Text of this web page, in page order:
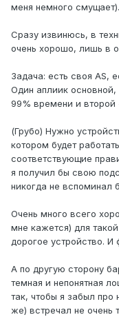
меня немного смущает).
Сразу извинюсь, в
очень хорошо, лишь в
Задача: есть своя AS,
Один аплиик основной,
99% времени и второй
(Грубо) Нужно
котором будет
соответствующие
я получил бы свою
никогда не вспоминал
Очень много всего
мне кажется) для
дорогое устройство. И
А по другую сторону
темная и непонятная
так, чтобы я забыл про
же) встречал не очень